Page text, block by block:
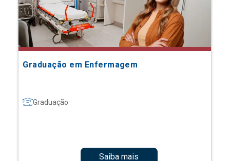
Graduação em Enfermagem
Graduação
Saiba mais